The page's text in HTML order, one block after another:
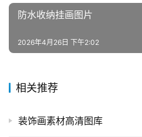
防水收纳挂画图片
2026年4月26日 下午2:02
相关推荐
装饰画素材高清图库